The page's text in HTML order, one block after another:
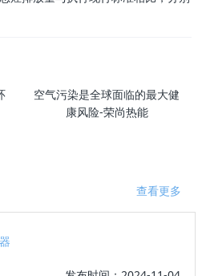
空气污染是全球面临的最大健
康风险-荣尚热能
查看更多